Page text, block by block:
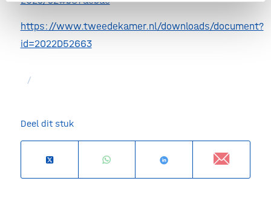
https://www.tweedekamer.nl/downloads/document?
id=2022D52663
/
Deel dit stuk